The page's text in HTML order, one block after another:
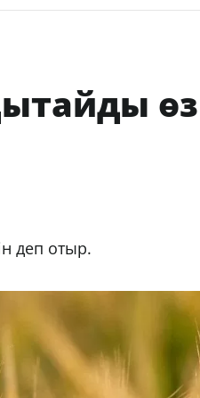
деп отыр.